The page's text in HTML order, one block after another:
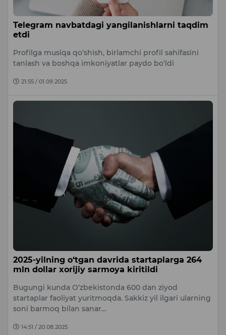
Telegram navbatdagi yangilanishlarni taqdim
etdi
Profilga musiqa qo‘shish, birlamchi profil sahifasini
tanlash va boshqa imkoniyatlar paydo bo‘ldi
21:55 / 01.09.2025
2025-yilning o‘tgan davrida startaplarga 264
mln dollar xorijiy sarmoya kiritildi
Bugungi kunda O‘zbekistonda 600 dan ziyod
startaplar faoliyat yuritmoqda. Sakkiz yil ilgari ularning
soni barmoq bilan sanar…
14:51 / 20.08.2025